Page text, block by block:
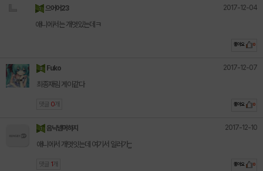
으어어23 2017-12-04
애니에서는 개멋있는데ㅋ
좋아요 0
Fuko 2017-12-07
최종재림 게이같다
댓글 0 개 좋아요 0
음닉넴머하지 2017-12-10
애니에서 개멋잇는데 여기서 일러가;;;
댓글 1 개 좋아요 0